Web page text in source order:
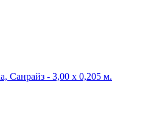
Санрайз - 3,00 х 0,205 м.